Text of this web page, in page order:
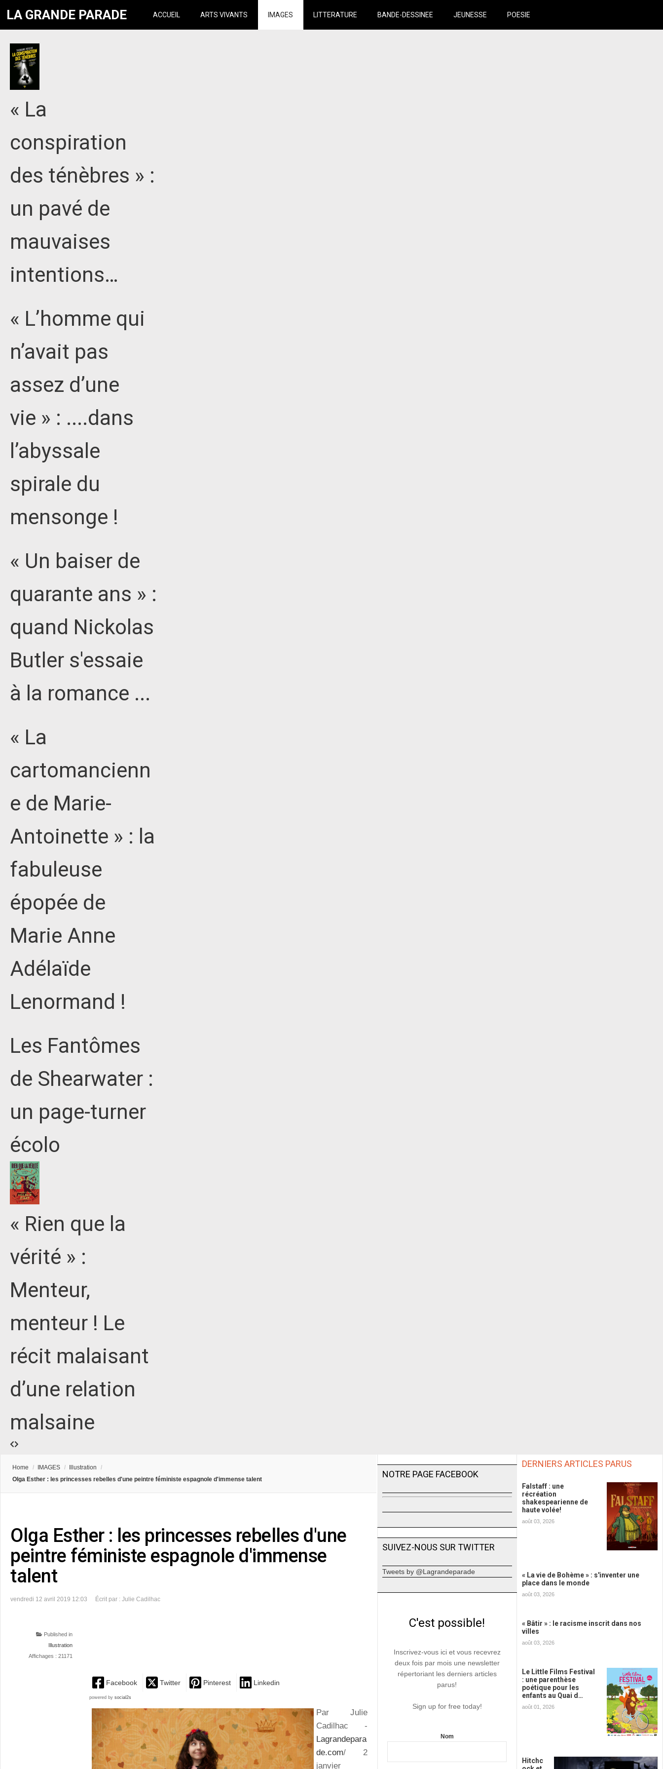
LA GRANDE PARADE ACCUEIL ARTS VIVANTS IMAGES LITTERATURE BANDE-DESSINEE JEUNESSE POESIE
« La
conspiration
des ténèbres » :
un pavé de
mauvaises
intentions…
« L’homme qui
n’avait pas
assez d’une
vie » : ....dans
l’abyssale
spirale du
mensonge !
« Un baiser de
quarante ans » :
quand Nickolas
Butler s'essaie
à la romance ...
« La
cartomancienn
e de Marie-
Antoinette » : la
fabuleuse
épopée de
Marie Anne
Adélaïde
Lenormand !
Les Fantômes
de Shearwater :
un page-turner
écolo
« Rien que la
vérité » :
Menteur,
menteur ! Le
récit malaisant
d’une relation
malsaine
Home / IMAGES / Illustration
/
Olga Esther : les princesses rebelles d'une peintre féministe espagnole d'immense talent
Olga Esther : les princesses rebelles d'une
peintre féministe espagnole d'immense
talent
vendredi 12 avril 2019 12:03 Écrit par : Julie Cadilhac
Published in
Illustration
Affichages : 21171
Facebook Twitter Pinterest Linkedin
powered by social2s
Par Julie
Cadilhac -
Lagrandepara
de.com/ 2
janvier
NOTRE PAGE FACEBOOK
SUIVEZ-NOUS SUR TWITTER
Tweets by @Lagrandeparade
C'est possible!
Inscrivez-vous ici et vous recevrez
deux fois par mois une newsletter
répertoriant les derniers articles
parus!
Sign up for free today!
Nom
DERNIERS ARTICLES PARUS
Falstaff : une
récréation
shakespearienne de
haute volée!
août 03, 2026
« La vie de Bohème » : s'inventer une
place dans le monde
août 03, 2026
« Bâtir » : le racisme inscrit dans nos
villes
août 03, 2026
Le Little Films Festival
: une parenthèse
poétique pour les
enfants au Quai d…
août 01, 2026
Hitchc